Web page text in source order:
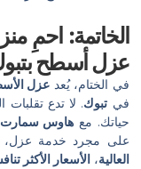
الخاتمة: احمِ
عزل أسطح
في الختام، يُعد عزل
في تبوك. لا تدع تقلبات
حياتك. مع هاوس سمارت
على مجرد خدمة
العالية،الأسعار الأكثر